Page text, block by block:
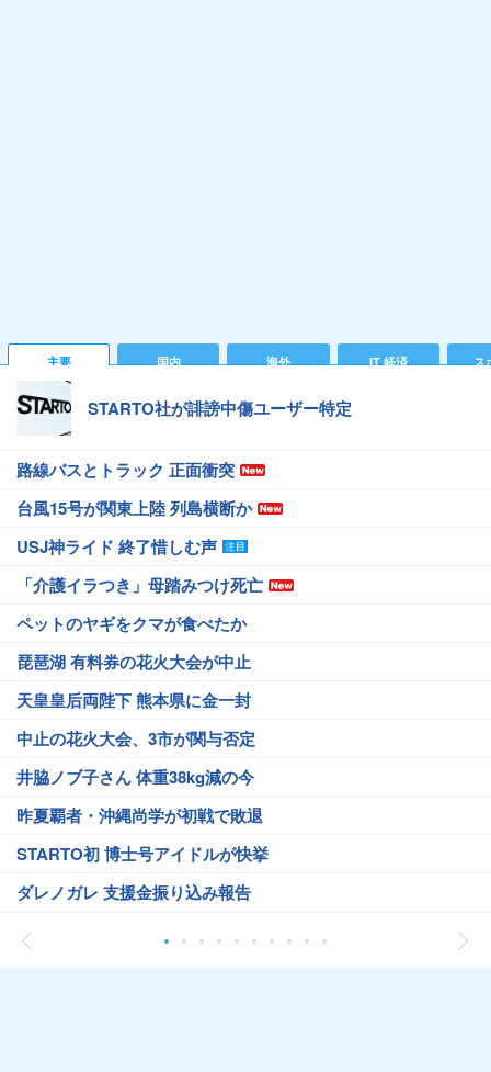
主要 国内 海外 IT 経済 ス
STARTO社が誹謗中傷ユーザー特定
路線バスとトラック 正面衝突
台風15号が関東上陸 列島横断か
USJ神ライド 終了惜しむ声
「介護イラつき」母踏みつけ死亡
ペットのヤギをクマが食べたか
琵琶湖 有料券の花火大会が中止
天皇皇后両陛下 熊本県に金一封
中止の花火大会、3市が関与否定
井脇ノブ子さん 体重38kg減の今
昨夏覇者・沖縄尚学が初戦で敗退
STARTO初 博士号アイドルが快挙
ダレノガレ 支援金振り込み報告